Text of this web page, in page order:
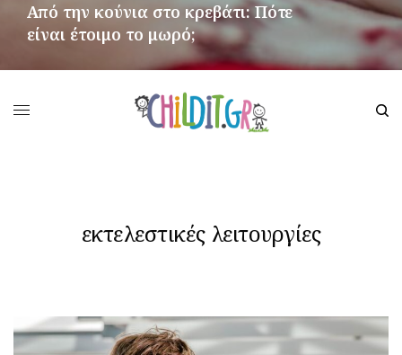
Από την κούνια στο κρεβάτι: Πότε
είναι έτοιμο το μωρό;
εκτελεστικές λειτουργίες